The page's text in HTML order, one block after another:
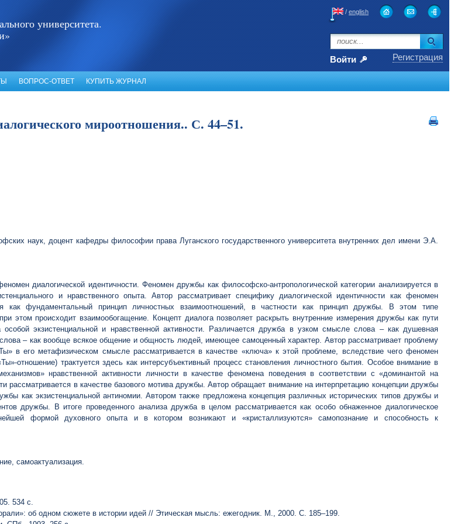
университета.
/ english
Войти Регистрация
ВОПРОС-ОТВЕТ КУПИТЬ ЖУРНАЛ
мироотношения.. С. 44–51.
наук, доцент кафедры философии права Луганского государственного университета внутренних дел имени Э.А.
диалогической идентичности. Феномен дружбы как философско-антропологической категории анализируется в
и нравственного опыта. Автор рассматривает специфику диалогической идентичности как феномен
как фундаментальный принцип личностных взаимоотношений, в частности как принцип дружбы. В этом типе
этом происходит взаимообогащение. Концепт диалога позволяет раскрыть внутренние измерения дружбы как пути
особой экзистенциальной и нравственной активности. Различается дружба в узком смысле слова – как душевная
– как вообще всякое общение и общность людей, имеющее самоценный характер. Автор рассматривает проблему
в его метафизическом смысле рассматривается в качестве «ключа» к этой проблеме, вследствие чего феномен
отношение) трактуется здесь как интерсубъективный процесс становления личностного бытия. Особое внимание в
нравственной активности личности в качестве феномена поведения в соответствии с «доминантой на
рассматривается в качестве базового мотива дружбы. Автор обращает внимание на интерпретацию концепции дружбы
как экзистенциальной антиномии. Автором также предложена концепция различных исторических типов дружбы и
дружбы. В итоге проведенного анализа дружба в целом рассматривается как особо обнаженное диалогическое
формой духовного опыта и в котором возникают и «кристаллизуются» самопознание и способность к
самоактуализация.
534 с.
об одном сюжете в истории идей // Этическая мысль: ежегодник. М., 2000. С. 185–199.